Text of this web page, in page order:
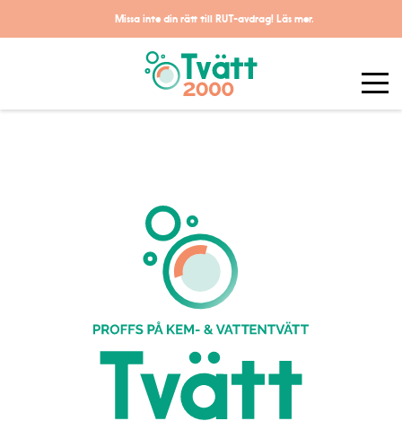
Missa inte din rätt till RUT-avdrag! Läs mer.